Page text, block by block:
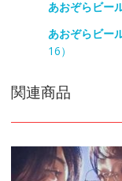
あおぞらビー
あおぞらビ
16）
関連商品